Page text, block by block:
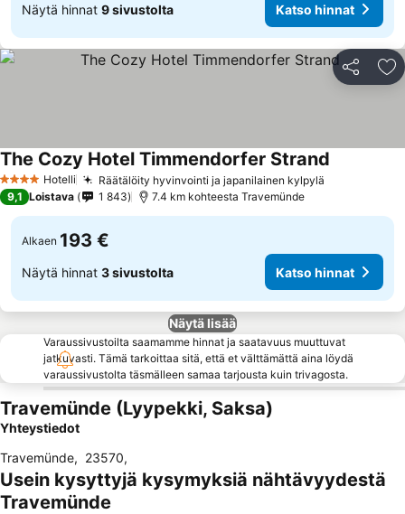
Näytä hinnat 9 sivustolta Katso hinnat
Jaa
4 Tähtiluokitus
Hotelli Räätälöity hyvinvointi ja japanilainen kylpylä
The Cozy Hotel Timmendorfer Strand
9,1 Loistava 1 843 7.4 km kohteesta Travemünde
Alkaen 193 €
Näytä hinnat 3 sivustolta Katso hinnat
Näytä lisää
Varaussivustoilta saamamme hinnat ja saatavuus muuttuvat
jatkuvasti. Tämä tarkoittaa sitä, että et välttämättä aina löydä
varaussivustolta täsmälleen samaa tarjousta kuin trivagosta.
Travemünde (Lyypekki, Saksa)
Yhteystiedot
Travemünde, 23570,
Usein kysyttyjä kysymyksiä nähtävyydestä
Travemünde